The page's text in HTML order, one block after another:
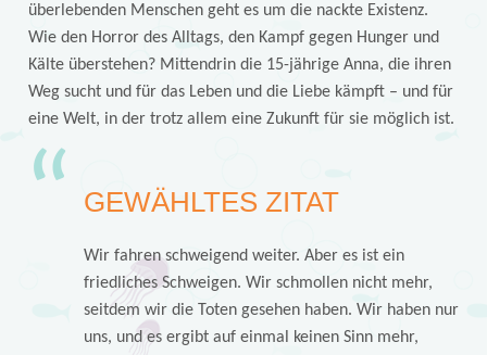
überlebenden Menschen geht es um die nackte Existenz.
Wie den Horror des Alltags, den Kampf gegen Hunger und
Kälte überstehen? Mittendrin die 15-jährige Anna, die ihren
Weg sucht und für das Leben und die Liebe kämpft – und für
eine Welt, in der trotz allem eine Zukunft für sie möglich ist.
GEWÄHLTES ZITAT
Wir fahren schweigend weiter. Aber es ist ein
friedliches Schweigen. Wir schmollen nicht mehr,
seitdem wir die Toten gesehen haben. Wir haben nur
uns, und es ergibt auf einmal keinen Sinn mehr,